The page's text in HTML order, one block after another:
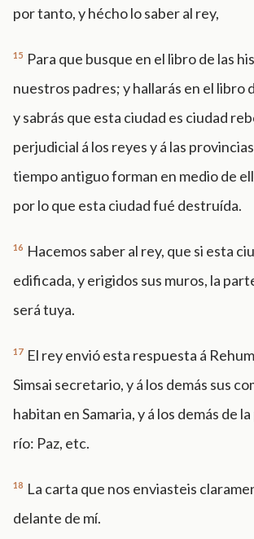
por tanto, y hécho lo saber al rey,
15 Para que busque en el libro de las
nuestros padres; y hallarás en el libro
y sabrás que esta ciudad es ciudad
perjudicial á los reyes y á las
tiempo antiguo forman en medio de
por lo que esta ciudad fué destruída.
16 Hacemos saber al rey, que si esta
edificada, y erigidos sus muros, la
será tuya.
17 El rey envió esta respuesta á
Simsai secretario, y á los demás sus
habitan en Samaria, y á los demás de
río: Paz, etc.
18 La carta que nos enviasteis
delante de mí.